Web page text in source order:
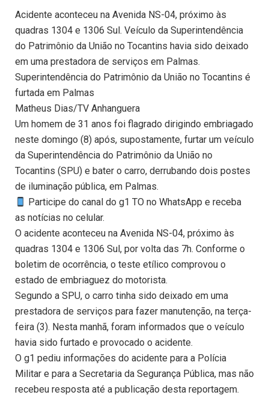
Acidente aconteceu na Avenida NS-04, próximo às
quadras 1304 e 1306 Sul. Veículo da Superintendência
do Patrimônio da União no Tocantins havia sido deixado
em uma prestadora de serviços em Palmas.
Superintendência do Patrimônio da União no Tocantins é
furtada em Palmas
Matheus Dias/TV Anhanguera
Um homem de 31 anos foi flagrado dirigindo embriagado
neste domingo (8) após, supostamente, furtar um veículo
da Superintendência do Patrimônio da União no
Tocantins (SPU) e bater o carro, derrubando dois postes
de iluminação pública, em Palmas.
Participe do canal do g1 TO no WhatsApp e receba
as notícias no celular.
O acidente aconteceu na Avenida NS-04, próximo às
quadras 1304 e 1306 Sul, por volta das 7h. Conforme o
boletim de ocorrência, o teste etílico comprovou o
estado de embriaguez do motorista.
Segundo a SPU, o carro tinha sido deixado em uma
prestadora de serviços para fazer manutenção, na terça-
feira (3). Nesta manhã, foram informados que o veículo
havia sido furtado e provocado o acidente.
O g1 pediu informações do acidente para a Polícia
Militar e para a Secretaria da Segurança Pública, mas não
recebeu resposta até a publicação desta reportagem.